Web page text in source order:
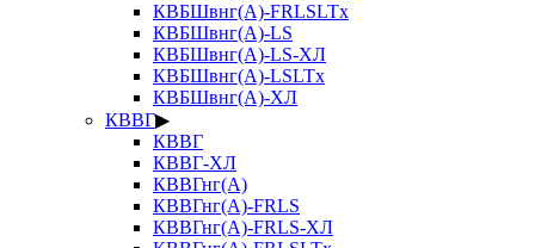
КВБШвнг(А)-FRLSLTx
КВБШвнг(А)-LS
КВБШвнг(А)-LS-ХЛ
КВБШвнг(А)-LSLTx
КВБШвнг(А)-ХЛ
КВВГ▶
КВВГ
КВВГ-ХЛ
КВВГнг(А)
КВВГнг(А)-FRLS
КВВГнг(А)-FRLS-ХЛ